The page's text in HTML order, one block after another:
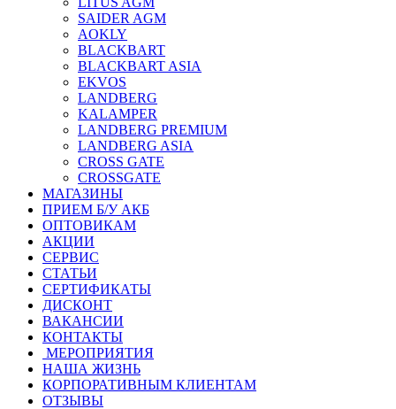
SAIDER AGM
AOKLY
BLACKBART
BLACKBART ASIA
EKVOS
LANDBERG
KALAMPER
LANDBERG PREMIUM
LANDBERG ASIA
CROSS GATE
CROSSGATE
МАГАЗИНЫ
ПРИЕМ Б/У АКБ
ОПТОВИКАМ
АКЦИИ
СЕРВИС
СТАТЬИ
СЕРТИФИКАТЫ
ДИСКОНТ
ВАКАНСИИ
КОНТАКТЫ
МЕРОПРИЯТИЯ
НАША ЖИЗНЬ
КОРПОРАТИВНЫМ КЛИЕНТАМ
ОТЗЫВЫ